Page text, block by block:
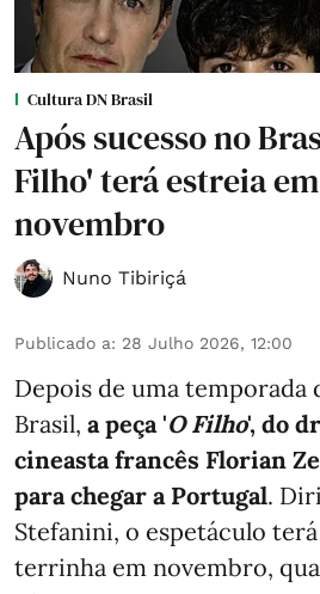
Cultura DN Brasil
Após sucesso no
Filho' terá estreia
novembro
Nuno Tibiriçá
Publicado a: 28 Julho 2026, 12:00
Depois de uma temporada
Brasil, a peça 'O Filho', do
cineasta francês Florian
para chegar a Portugal.
Stefanini, o espetáculo
terrinha em novembro,